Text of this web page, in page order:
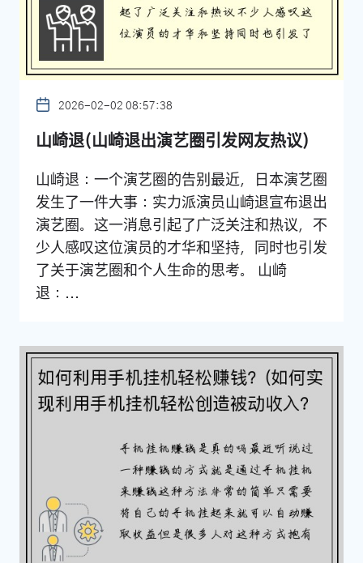
2026-02-02 08:57:38
山崎退(山崎退出演艺圈引发网友热议)
山崎退：一个演艺圈的告别最近，日本演艺圈
发生了一件大事：实力派演员山崎退宣布退出
演艺圈。这一消息引起了广泛关注和热议，不
少人感叹这位演员的才华和坚持，同时也引发
了关于演艺圈和个人生命的思考。 山崎
退：...